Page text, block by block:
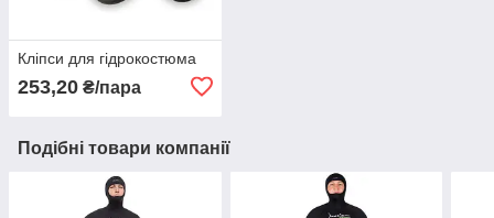
Кліпси для гідрокостюма
253,20 ₴/пара
Подібні товари компанії